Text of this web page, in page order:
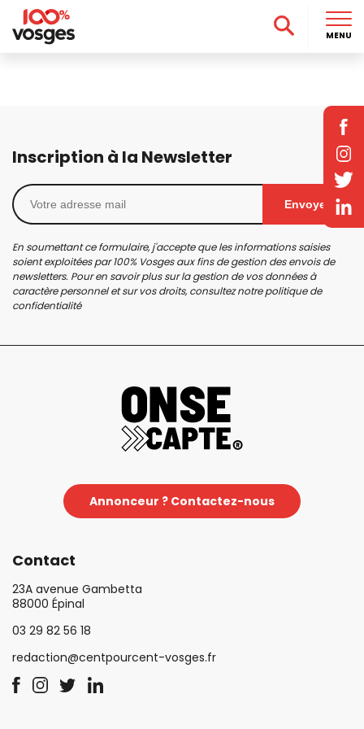
Inscription à la Newsletter
Envoyer
En soumettant ce formulaire, j'accepte que les informations saisies
soient exploitées par 100% Vosges aux fins de gestion des envois de
newsletters. Pour en savoir plus sur la gestion de vos données à
caractère personnel et sur vos droits, consultez notrepolitique de
confidentialité
Annonceur ? Contactez-nous
Contact
23A avenue Gambetta
88000 Épinal
03 29 82 56 18
redaction@centpourcent-vosges.fr
MENU